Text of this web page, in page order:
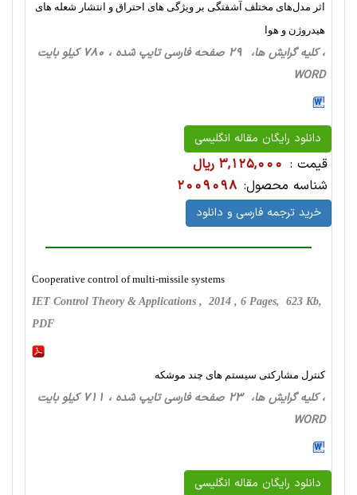
اثر مدل‌های مختلف آشفتگی بر ویژگی های احتراق و انتشار شعله های
هیدروژن و هوا
، کلیه گرایش ها، 29 صفحه فارسی تایپ شده ، 780 کیلو بایت
WORD
دانلود رایگان مقاله انگلیسی
قیمت : 3,125,000 ریال
شناسه محصول: 2009098
خرید ترجمه فارسی و دانلود
Cooperative control of multi-missile systems
IET Control Theory & Applications , 2014 , 6 Pages, 623 Kb,
PDF
کنترل مشارکتی سیستم های چند موشکه
، کلیه گرایش ها، 23 صفحه فارسی تایپ شده ، 711 کیلو بایت
WORD
دانلود رایگان مقاله انگلیسی